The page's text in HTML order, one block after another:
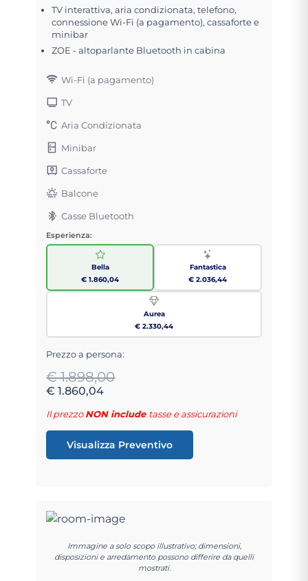
TV interattiva, aria condizionata, telefono,
connessione Wi-Fi (a pagamento), cassaforte e
minibar
ZOE - altoparlante Bluetooth in cabina
Wi-Fi (a pagamento)
TV
Aria Condizionata
Minibar
Cassaforte
Balcone
Casse Bluetooth
Esperienza:
Bella
€ 1.860,04
Fantastica
€ 2.036,44
Aurea
€ 2.330,44
Prezzo a persona:
€ 1.898,00
€ 1.860,04
Il prezzoNON include tasse e assicurazioni
Visualizza Preventivo
Immagine a solo scopo illustrativo; dimensioni,
disposizioni e arredamento possono differire da quelli
mostrati.